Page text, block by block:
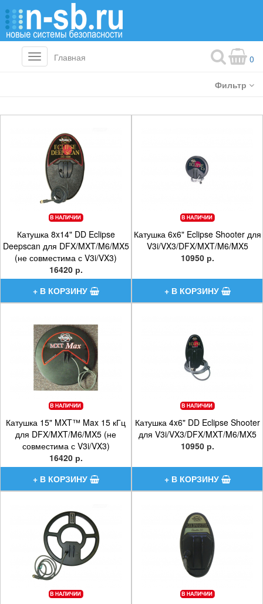
Toggle
navigation
Главная 0
Фильтр
Катушка 8x14" DD Eclipse
Deepscan для DFX/MXT/M6/MX5
(не совместима с V3i/VX3)
16420 р.
Катушка 6x6" Eclipse Shooter для
V3i/VX3/DFX/MXT/M6/MX5
10950 р.
Катушка 15" MXT™ Max 15 кГц
для DFX/MXT/M6/MX5 (не
совместима с V3i/VX3)
16420 р.
Катушка 4x6" DD Eclipse Shooter
для V3i/VX3/DFX/MXT/M6/MX5
10950 р.